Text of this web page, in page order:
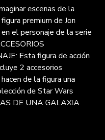
escenas de la
premium de Jon
el personaje de la serie
Esta figura de acción
2 accesorios
de la figura una
de Star Wars
DE UNA GALAXIA